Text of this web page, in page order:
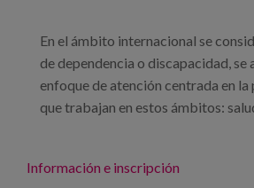
En el ámbito internacional se
de dependencia o discapacidad,
enfoque de atención centrada en
que trabajan en estos ámbitos:
Información e inscripción